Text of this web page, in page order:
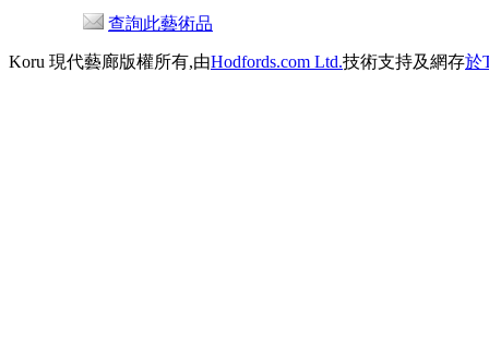
查詢此藝術品
Koru 現代藝廊版權所有,由Hodfords.com Ltd.技術支持及網存於